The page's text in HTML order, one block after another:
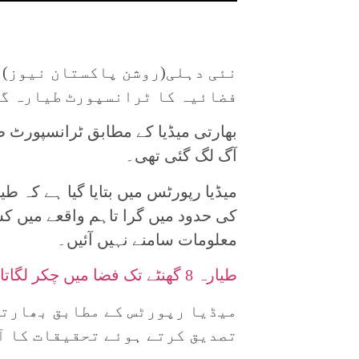
نئی دہلی(روشن پاکستان
فضائیہ کا ٹرانسپورٹ طیارہ
آگ لگ گئی تھی۔
میڈیا رپورٹس میں بتایا گیا ہے کہ
کی حدود میں گرا تاہم واقعے میں
معلومات سامنے نہیں آئیں۔
طیارہ 8 گھنٹے تک فضا میں چکر لگاتا رہا، 230 مسافر موت کے منہ سے کیسے بچے؟
میڈیا رپورٹس کے مطابق
تصدیق کرتے ہوئے تحقیقات کا